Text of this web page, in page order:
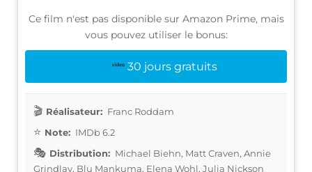
Ce film n'est pas disponible sur Amazon Prime, mais
vous pouvez utiliser le bonus:
30 jours gratuits
Réalisateur: Franc Roddam
Note: IMDb 6.2
Distribution: Michael Biehn, Matt Craven, Annie
Grindlay, Blu Mankuma, Elena Wohl, Julia Nickson